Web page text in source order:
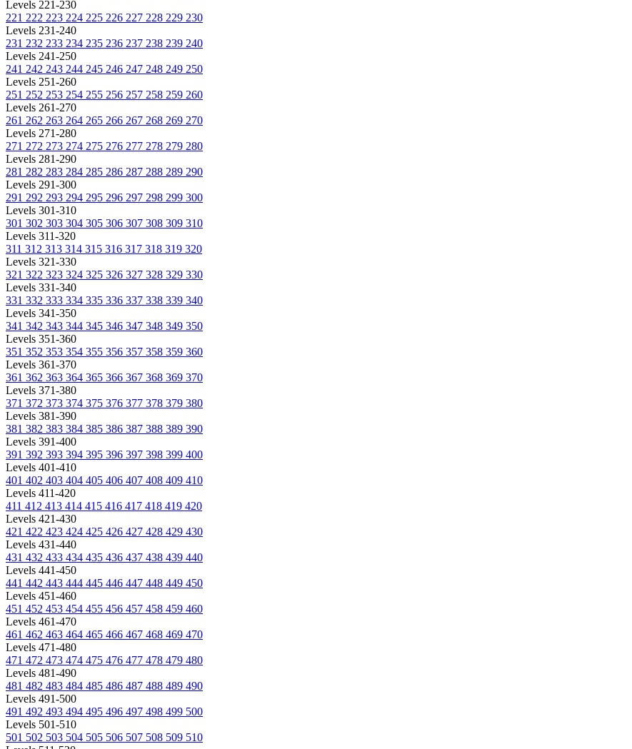
Levels 221-230
221 222 223 224 225 226 227 228 229 230
Levels 231-240
231 232 233 234 235 236 237 238 239 240
Levels 241-250
241 242 243 244 245 246 247 248 249 250
Levels 251-260
251 252 253 254 255 256 257 258 259 260
Levels 261-270
261 262 263 264 265 266 267 268 269 270
Levels 271-280
271 272 273 274 275 276 277 278 279 280
Levels 281-290
281 282 283 284 285 286 287 288 289 290
Levels 291-300
291 292 293 294 295 296 297 298 299 300
Levels 301-310
301 302 303 304 305 306 307 308 309 310
Levels 311-320
311 312 313 314 315 316 317 318 319 320
Levels 321-330
321 322 323 324 325 326 327 328 329 330
Levels 331-340
331 332 333 334 335 336 337 338 339 340
Levels 341-350
341 342 343 344 345 346 347 348 349 350
Levels 351-360
351 352 353 354 355 356 357 358 359 360
Levels 361-370
361 362 363 364 365 366 367 368 369 370
Levels 371-380
371 372 373 374 375 376 377 378 379 380
Levels 381-390
381 382 383 384 385 386 387 388 389 390
Levels 391-400
391 392 393 394 395 396 397 398 399 400
Levels 401-410
401 402 403 404 405 406 407 408 409 410
Levels 411-420
411 412 413 414 415 416 417 418 419 420
Levels 421-430
421 422 423 424 425 426 427 428 429 430
Levels 431-440
431 432 433 434 435 436 437 438 439 440
Levels 441-450
441 442 443 444 445 446 447 448 449 450
Levels 451-460
451 452 453 454 455 456 457 458 459 460
Levels 461-470
461 462 463 464 465 466 467 468 469 470
Levels 471-480
471 472 473 474 475 476 477 478 479 480
Levels 481-490
481 482 483 484 485 486 487 488 489 490
Levels 491-500
491 492 493 494 495 496 497 498 499 500
Levels 501-510
501 502 503 504 505 506 507 508 509 510